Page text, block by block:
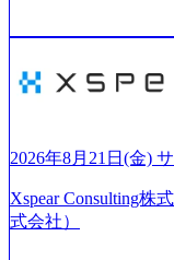
ティングファームで
名を擁し、事業拡大を続けてい
当てたコンサルテ
としたサービスを
ティングファームや
の社員が活躍してい
制、有給休暇初年度
ど、充実した休暇制
ラになる Value：
て伝える、自責かつ
る、失敗を恐れず
WNERSHIP当事者
だわろう 今すぐ決
回す、結果が出るま
0:00 (60分) 2026年8
2026年8月21日(金)
Xspear Consulting株
式会社）